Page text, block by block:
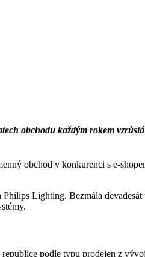
obchodu každým rokem
obchod v konkurenci s e-
Lighting. Bezmála
podle typu prodejen z